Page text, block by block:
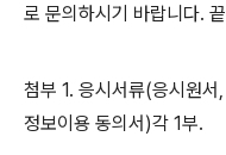
로 문의하시기 바랍니다. 끝
첨부 1. 응시서류(응시원서,
정보이용 동의서)각 1부.